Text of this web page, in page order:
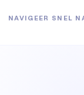
NAVIGEER SNEL